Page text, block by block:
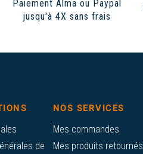
Paiement Alma ou Paypal
jusqu'à 4X sans frais
de
NOS SERVICES
Mes commandes
Mes produits retournés